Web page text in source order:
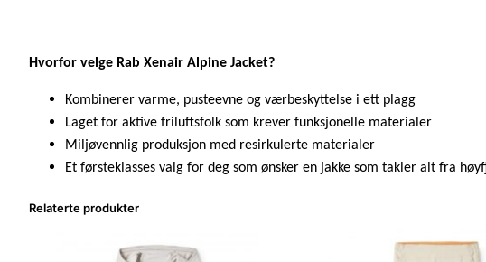
Hvorfor velge Rab Xenair Alpine Jacket?
Kombinerer varme, pusteevne og værbeskyttelse i ett plagg
Laget for aktive friluftsfolk som krever funksjonelle materialer
Miljøvennlig produksjon med resirkulerte materialer
Et førsteklasses valg for deg som ønsker en jakke som takler alt fra
Relaterte produkter